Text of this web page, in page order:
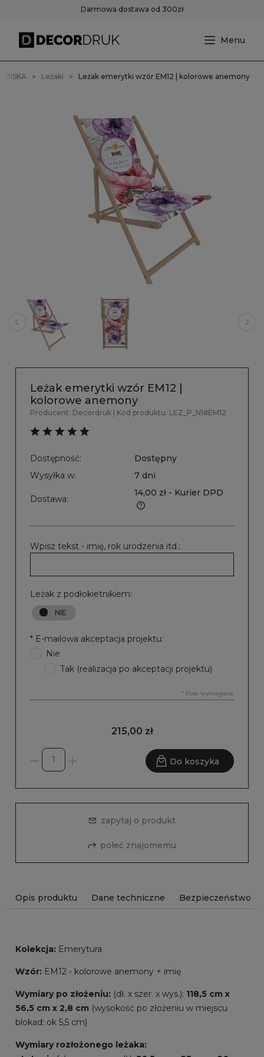
Darmowa dostawa od 300zł
Leżaki Leżak emerytki wzór EM12 | kolorowe anemony
Leżak emerytki wzór EM12 |
kolorowe anemony
Producent: Decordruk | Kod produktu: LEZ_P_N1#EM12
Dostępność:
Dostępny
Wysyłka w:
7 dni
Dostawa:
14,00 zł - Kurier DPD
Wpisz tekst - imię, rok urodzenia itd.:
Leżak z podłokietnikiem:
* E-mailowa akceptacja projektu:
Nie
Tak (realizacja po akceptacji projektu)
* Pole wymagane
215,00 zł
Do koszyka
zapytaj o produkt
poleć znajomemu
Opis produktu Dane techniczne Bezpieczeństwo
Kolekcja: Emerytura
Wzór: EM12 - kolorowe anemony + imię
Wymiary po złożeniu: (dł. x szer. x wys.): 118,5 cm x
56,5 cm x 2,8 cm (wysokość po złożeniu w miejscu
blokad: ok 5,5 cm)
Wymiary rozłożonego leżaka: